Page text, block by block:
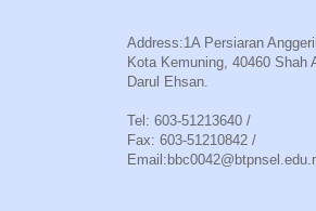
Address:1A Persiaran
Kota Kemuning, 40460 Shah
Darul Ehsan.
Tel: 603-51213640 /
Fax: 603-51210842 /